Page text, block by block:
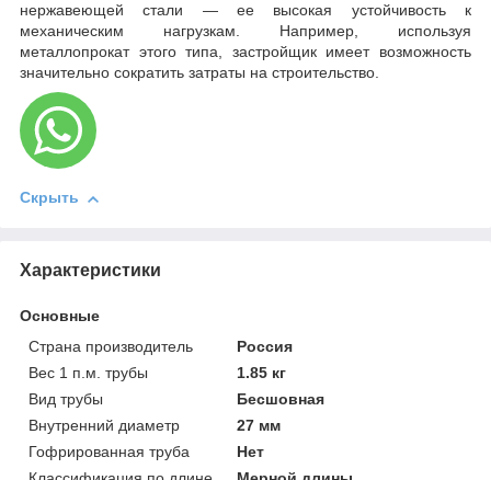
нержавеющей стали — ее высокая устойчивость к
механическим нагрузкам. Например, используя
металлопрокат этого типа, застройщик имеет возможность
значительно сократить затраты на строительство.
Скрыть
Характеристики
Основные
Страна производитель
Россия
Вес 1 п.м. трубы
1.85 кг
Вид трубы
Бесшовная
Внутренний диаметр
27 мм
Гофрированная труба
Нет